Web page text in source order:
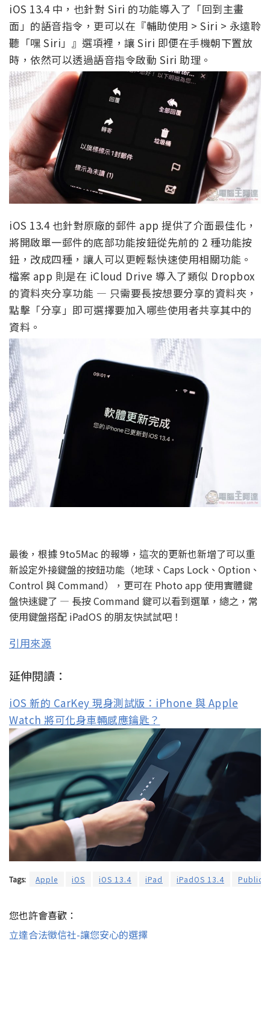
iOS 13.4 中，也針對 Siri 的功能導入了「回到主畫
面」的語音指令，更可以在『輔助使用 > Siri > 永遠聆
聽「嘿 Siri」』選項裡，讓 Siri 即便在手機朝下置放
時，依然可以透過語音指令啟動 Siri 助理。
iOS 13.4 也針對原廠的郵件 app 提供了介面最佳化，
將開啟單一郵件的底部功能按鈕從先前的 2 種功能按
鈕，改成四種，讓人可以更輕鬆快速使用相關功能。
檔案 app 則是在 iCloud Drive 導入了類似 Dropbox
的資料夾分享功能 — 只需要長按想要分享的資料夾，
點擊「分享」即可選擇要加入哪些使用者共享其中的
資料。
最後，根據 9to5Mac 的報導，這次的更新也新增了可以重
新設定外接鍵盤的按鈕功能（地球、Caps Lock、Option、
Control 與 Command），更可在 Photo app 使用實體鍵
盤快速鍵了 — 長按 Command 鍵可以看到選單，總之，常
使用鍵盤搭配 iPadOS 的朋友快試試吧！
引用來源
延伸閱讀：
iOS 新的 CarKey 現身測試版：iPhone 與 Apple
Watch 將可化身車輛感應鑰匙？
Tags: Apple iOS iOS 13.4 iPad iPadOS 13.4 Public
您也許會喜歡：
立達合法徵信社-讓您安心的選擇